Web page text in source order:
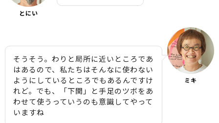
とにい
そうそう。わりと局所に近いところであ
はあるので、私たちはそんなに使わない
ようにしているところでもあるんですけ
れど。でも、「下関」と手足のツボをあ
わせて使うっていうのも意識してやって
いますね
ミキ